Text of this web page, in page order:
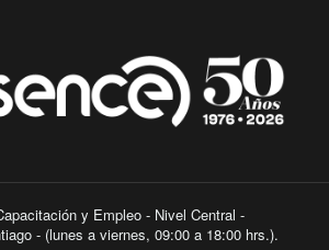
y Empleo - Nivel Central -
- (lunes a viernes, 09:00 a 18:00 hrs.).